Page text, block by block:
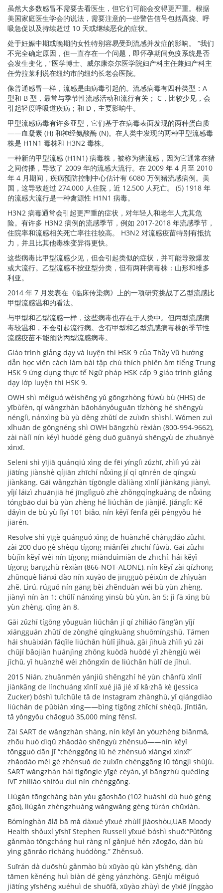
虽然大多数感冒不需要去看医生，但它们可能会变得更严重。根据
美国家庭医生学会的说法，需要注意的一些警告信号包括高烧、呼
吸急促以及持续超过 10 天或继续恶化的症状。
处于妊娠中期或晚期的女性特别容易受到流感并发症的影响。 “我们
不完全确定原因，但一直存在一个问题，即怀孕期间免疫系统是否
会发生变化，”医学博士、威尔康奈尔医学院妇产科主任兼妇产科主
任劳拉莱利说在纽约市的纽约长老会医院。
像普通感冒一样，流感是由病毒引起的。流感病毒有四种类型：A
型和 B 型，最常与季节性流感活动和流行有关； C，比较少见，会
引起轻度呼吸道疾病；和 D，主要影响牛。
甲型流感病毒有许多亚型，它们基于在病毒表面发现的两种蛋白质
——血凝素 (H) 和神经氨酸酶 (N)。在人类中发现的两种甲型流感毒
株是 H1N1 毒株和 H3N2 毒株。
一种新的甲型流感 (H1N1) 病毒株，被称为猪流感，因为它通常在猪
之间传播，导致了 2009 年的流感大流行。在 2009 年 4 月至 2010
年 4 月期间，疾病预防控制中心估计有 6080 万例猪流感病例。美
国，这导致超过 274,000 人住院，近 12,500 人死亡。 (5) 1918 年
的流感大流行是一种禽源性 H1N1 病毒。
H3N2 病毒通常会引起更严重的症状，对年轻人和老年人尤其危
险。有许多 H3N2 病例的流感季节，例如 2017-2018 年流感季节，
住院率和流感相关死亡率往往较高。 H3N2 对流感疫苗特别有抵抗
力，并且比其他毒株变异得更快。
这些病毒比甲型流感少见，但会引起类似的症状，并可能导致爆发
或大流行。乙型流感不按亚型分类，但有两种病毒株：山形和维多
利亚。
2014 年 7 月发表在《临床传染病》上的一项研究挑战了乙型流感比
甲型流感温和的看法。
与甲型和乙型流感一样，这些病毒也存在于人类中。但丙型流感病
毒较温和，不会引起流行病。含有甲型和乙型流感病毒株的季节性
流感疫苗不能预防丙型流感病毒。
Giáo trình giảng dạy và luyện thi HSK 9 của Thầy Vũ hướng
dẫn học viên cách làm bài tập chú thích phiên âm tiếng Trung
HSK 9 ứng dụng thực tế Ngữ pháp HSK cấp 9 giáo trình giảng
dạy lớp luyện thi HSK 9.
OWH shì měiguó wèishēng yǔ gōngzhòng fúwù bù (HHS) de
yībùfèn, qí wǎngzhàn bāohányǒuguān tǐzhòng hé shēngyù
nénglì, nánxìng bù yù děng zhǔtí de zuìxīn shìshí. Wǒmen zuì
xǐhuān de gōngnéng shì OWH bāngzhù rèxiàn (800-994-9662),
zài nàlǐ nín kěyǐ huòdé gèng duō guānyú shēngyù de zhuānyè
xìnxī.
Seleni shì yījiā quánqiú xìng de fēi yínglì zǔzhī, zhìlì yú zài
jiātíng jiànshè qíjiān zhīchí nǚxìng jí qí qīnrén de qíngxù
jiànkāng. Gāi wǎngzhàn tígōngle dàliàng xīnlǐ jiànkāng jiànyì,
yǐjí láizì zhuānjiā hé jīnglìguò zhè zhǒngqíngkuàng de nǚxìng
tóngbāo duì bù yùn zhèng hé liúchǎn de jiànjiě. Jiǎnglì: Kě
dǎyìn de bù yù lǐyí 101 biǎo, nín kěyǐ fēnfā gěi péngyǒu hé
jiārén.
Resolve shì yīgè quánguó xìng de huànzhě chàngdǎo zǔzhī,
zài 200 duō gè shèqū tígōng miǎnfèi zhīchí fúwù. Gāi zǔzhī
bùjǐn kěyǐ wéi nín tígōng miànduìmiàn de zhīchí, hái kěyǐ
tígōng bāngzhù rèxiàn (866-NOT-ALONE), nín kěyǐ zài qízhōng
zhǔnquè liánxì dào nín xūyào de jīngguò péixùn de zhìyuàn
zhě. Lìrú, rúguǒ nín gāng bèi zhěnduàn wéi bù yùn zhèng,
jiànyì nín àn 1; chǔlǐ nánxìng yīnsù bù yùn, àn 5; jì fā xìng bù
yùn zhèng, qǐng àn 8.
Gāi zǔzhī tígōng yǒuguān liúchǎn jí qí zhìliáo fāng’àn yǐjí
xiāngguān zhǔtí de zònghé qíngkuàng shuōmíngshū. Tāmen
hái shuàixiān fāqǐle liúchǎn hùlǐ jìhuà, gāi jìhuà zhìlì yú zài
chūjí bǎojiàn huánjìng zhōng kuòdà huòdé yǐ zhèngjù wéi
jīchǔ, yǐ huànzhě wéi zhōngxīn de liúchǎn hùlǐ de jīhuì.
2015 Nián, zhuānmén yánjiū shēngzhí hé yùn chǎnfù xīnlǐ
jiànkāng de línchuáng xīnlǐ xué jiā jié xī kǎ·zhā kè (Jessica
Zucker) bóshì tuīchūle tā de Instagram zhànghù, yǐ qiángdiào
liúchǎn de pǔbiàn xìng——bìng tígōng zhīchí shèqū. Jīntiān,
tā yǒngyǒu chāoguò 35,000 míng fěnsī.
Zài SART de wǎngzhàn shàng, nín kěyǐ àn yóuzhèng biānmǎ,
zhōu huò dìqū zhǎodào shēngyù zhěnsuǒ——nín kěyǐ
tōngguò dān jī “chénggōng lǜ hé zhěnsuǒ xiángxì xìnxī”
zhǎodào měi gè zhěnsuǒ de zuìxīn chénggōng lǜ tǒngjì shùjù.
SART wǎngzhàn hái tígōngle yīgè cèyàn, yǐ bāngzhù quèdìng
IVF zhìliáo shìfǒu duì nín chénggōng.
Liúgǎn tōngcháng bàn yǒu gāoshāo (102 huáshì dù huò gèng
gāo), liúgǎn zhèngzhuàng wǎngwǎng gèng túrán chūxiàn.
Bómínghàn ālā bā mǎ dàxué yīxué zhùlǐ jiàoshòu,UAB Moody
Health shǒuxí yīshī Stephen Russell yīxué bóshì shuō:“Pǔtōng
gǎnmào tōngcháng huì ràng nǐ gǎnjué hěn zāogāo, dàn bù
yìng gānrǎo rìcháng huódòng.” Zhěnsuǒ.
Suīrán dà duōshù gǎnmào bù xūyào qù kàn yīshēng, dàn
tāmen kěnéng huì biàn dé gèng yánzhòng. Gēnjù měiguó
jiātíng yīshēng xuéhuì de shuōfǎ, xūyào zhùyì de yīxiē jǐnggào